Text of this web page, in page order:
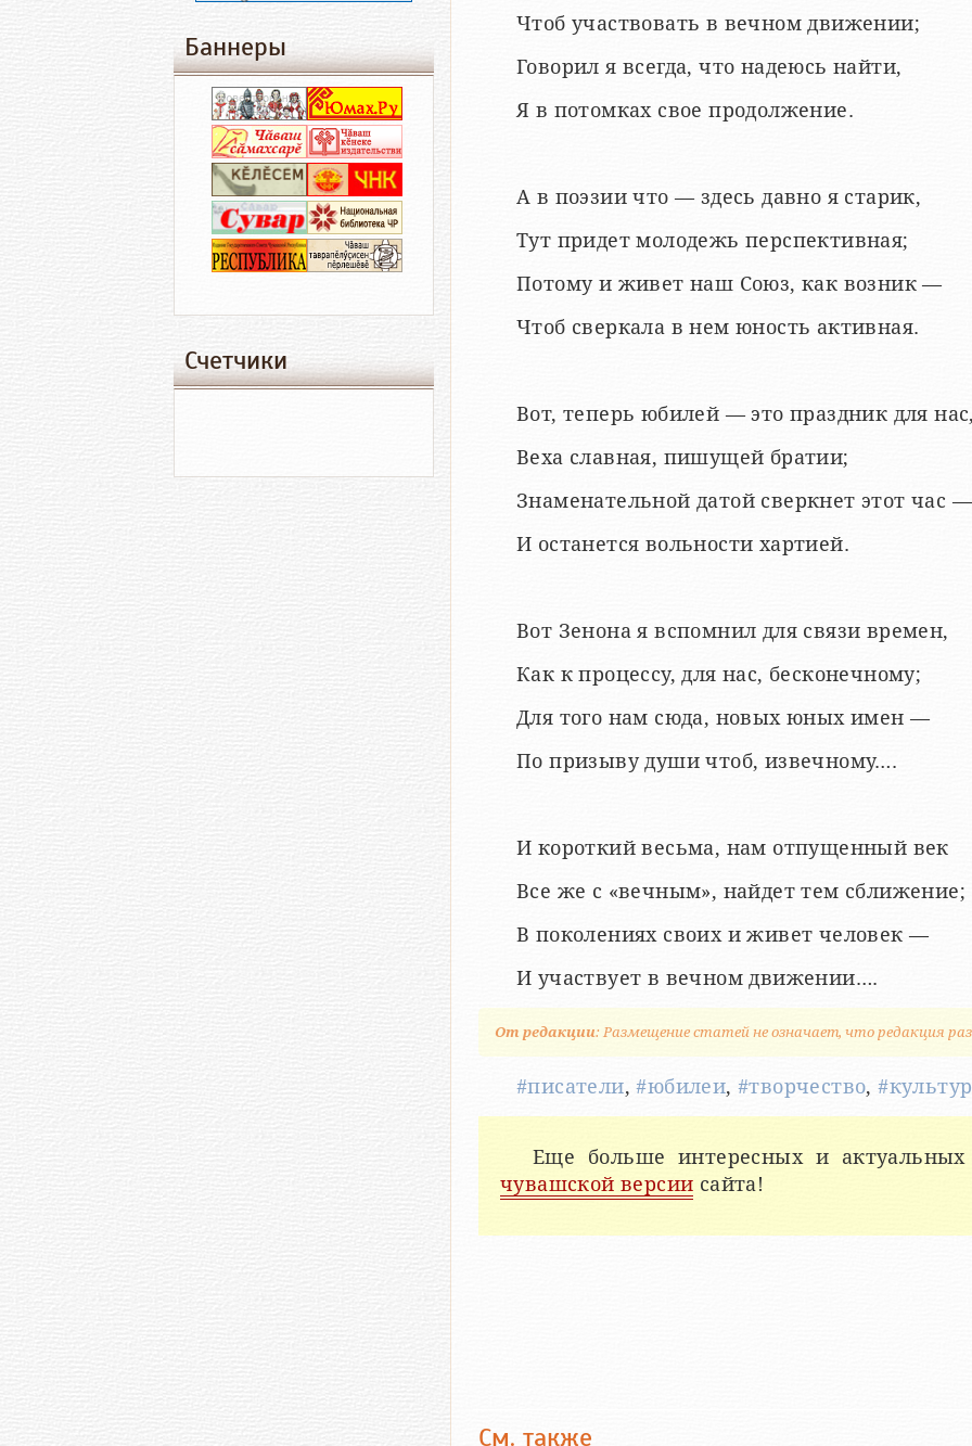
Чтоб участвовать в вечном движении;
Говорил я всегда, что надеюсь найти,
Я в потомках свое продолжение.
А в поэзии что — здесь давно я старик,
Тут придет молодежь перспективная;
Потому и живет наш Союз, как возник —
Чтоб сверкала в нем юность активная.
Вот, теперь юбилей — это праздник для
Веха славная, пишущей братии;
Знаменательной датой сверкнет этот час —
И останется вольности хартией.
Вот Зенона я вспомнил для связи времен,
Как к процессу, для нас, бесконечному;
Для того нам сюда, новых юных имен —
По призыву души чтоб, извечному….
И короткий весьма, нам отпущенный век
Все же с «вечным», найдет тем сближение;
В поколениях своих и живет человек —
И участвует в вечном движении….
От редакции: Размещение статей не означает, что редакция
#писатели,#юбилеи,#творчество,
Еще больше интересных и
чувашской версии сайта!
См. также
Баннеры
Счетчики